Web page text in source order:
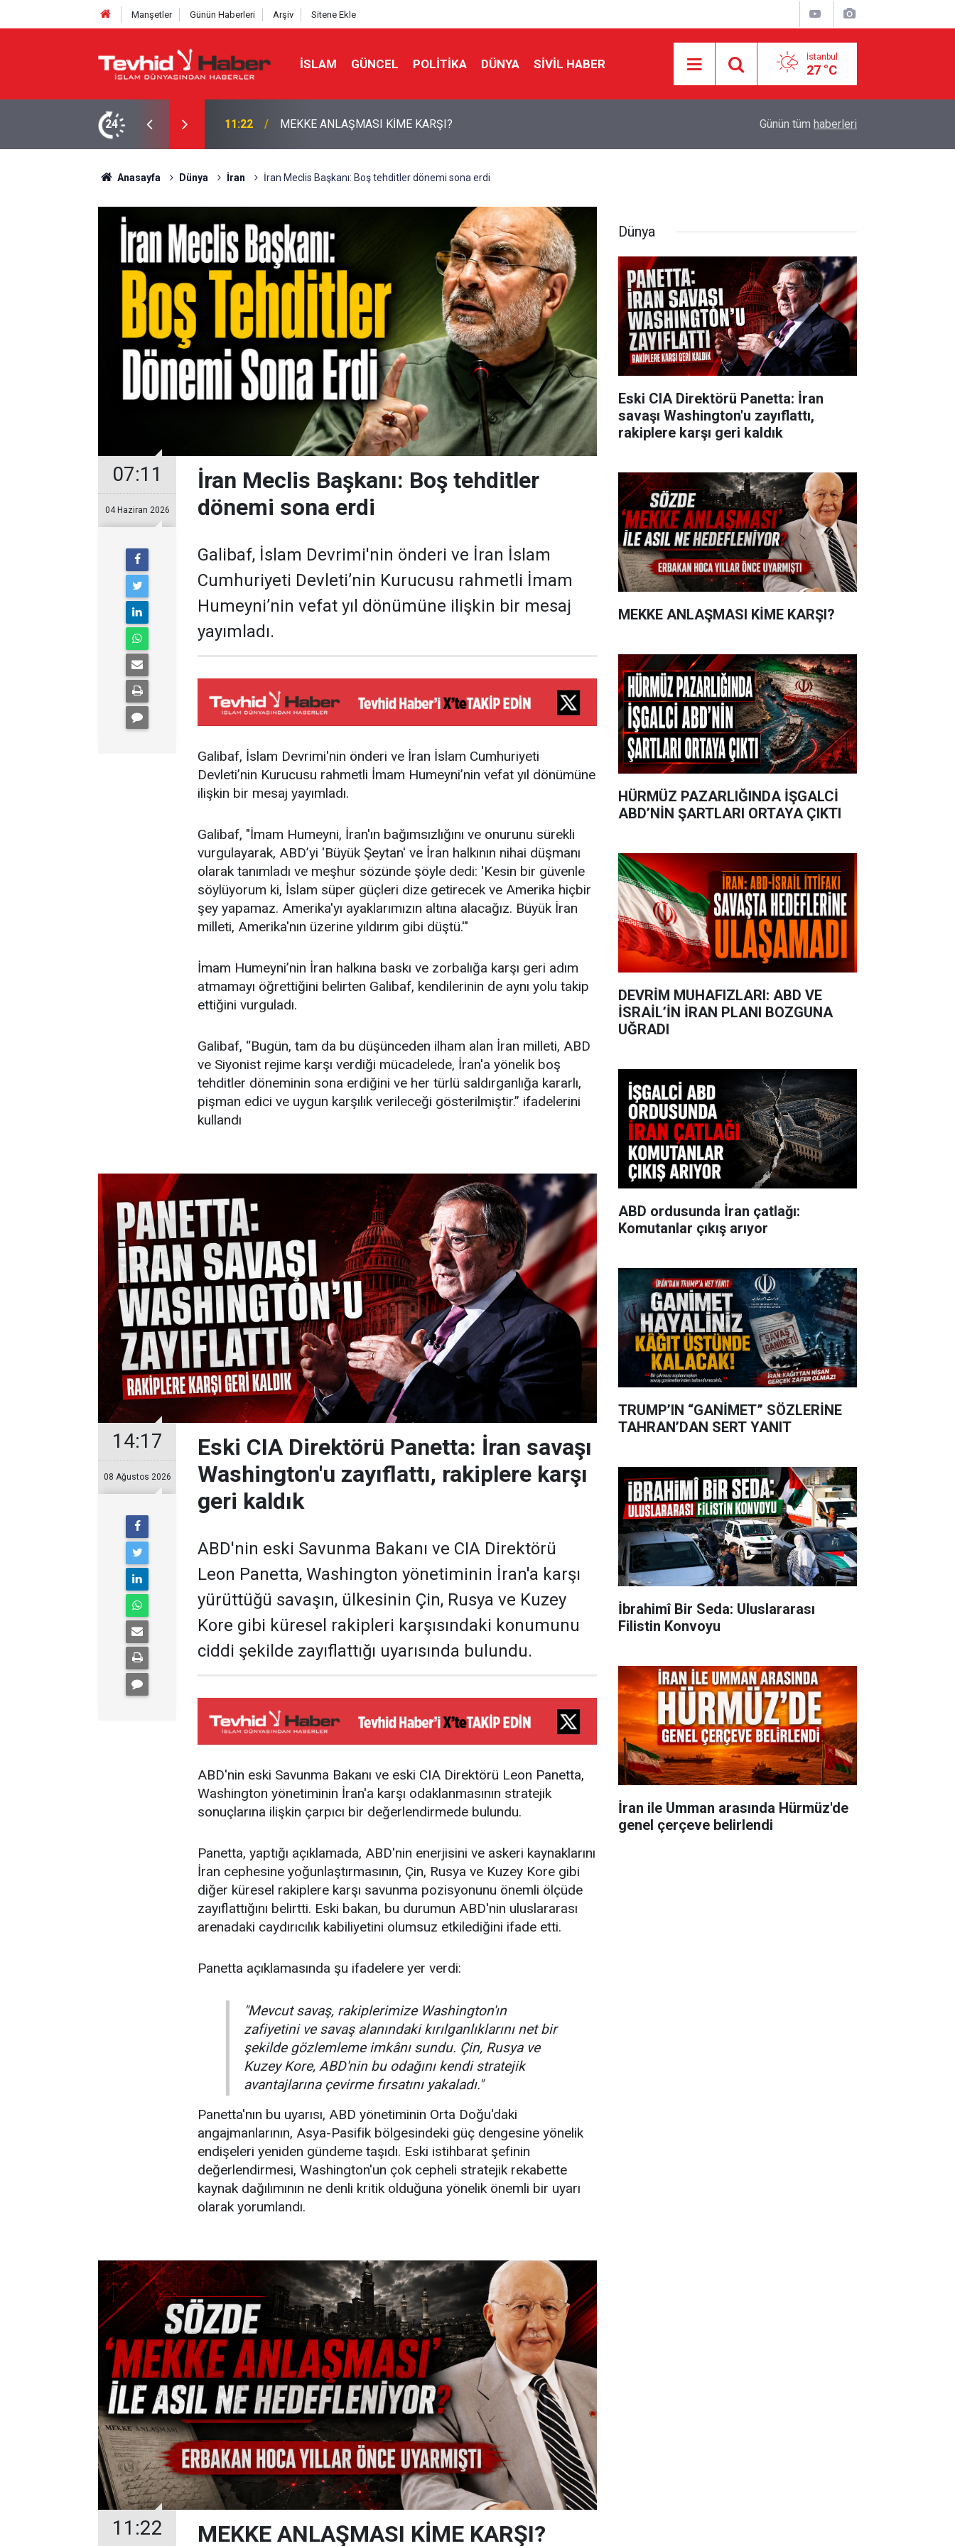
Manşetler Günün Haberleri Arşiv Sitene Ekle
İSLAM GÜNCEL POLITIKA DÜNYA SIVIL HABER İstanbul
27 °C
24
Washington'u zayıflattı, rakiplere karşı
11:22 MEKKE ANLAŞMASI KİME KARŞI? HÜRMÜZ PAZARLIĞINDA İŞGALCİ ABD’NİN
Günün tüm haberleri
Anasayfa Dünya İran İran Meclis Başkanı: Boş tehditler dönemi sona erdi
07:11
04 Haziran 2026
İran Meclis Başkanı: Boş tehditler
dönemi sona erdi
Galibaf, İslam Devrimi'nin önderi ve İran İslam
Cumhuriyeti Devleti’nin Kurucusu rahmetli İmam
Humeyni’nin vefat yıl dönümüne ilişkin bir mesaj
yayımladı.
Galibaf, İslam Devrimi'nin önderi ve İran İslam Cumhuriyeti
Devleti’nin Kurucusu rahmetli İmam Humeyni’nin vefat yıl dönümüne
ilişkin bir mesaj yayımladı.
Galibaf, "İmam Humeyni, İran'ın bağımsızlığını ve onurunu sürekli
vurgulayarak, ABD’yi 'Büyük Şeytan' ve İran halkının nihai düşmanı
olarak tanımladı ve meşhur sözünde şöyle dedi: 'Kesin bir güvenle
söylüyorum ki, İslam süper güçleri dize getirecek ve Amerika hiçbir
şey yapamaz. Amerika'yı ayaklarımızın altına alacağız. Büyük İran
milleti, Amerika'nın üzerine yıldırım gibi düştü.'"
İmam Humeyni’nin İran halkına baskı ve zorbalığa karşı geri adım
atmamayı öğrettiğini belirten Galibaf, kendilerinin de aynı yolu takip
ettiğini vurguladı.
Galibaf, “Bugün, tam da bu düşünceden ilham alan İran milleti, ABD
ve Siyonist rejime karşı verdiği mücadelede, İran'a yönelik boş
tehditler döneminin sona erdiğini ve her türlü saldırganlığa kararlı,
pişman edici ve uygun karşılık verileceği gösterilmiştir.” ifadelerini
kullandı
14:17
08 Ağustos 2026
Eski CIA Direktörü Panetta: İran savaşı
Washington'u zayıflattı, rakiplere karşı
geri kaldık
ABD'nin eski Savunma Bakanı ve CIA Direktörü
Leon Panetta, Washington yönetiminin İran'a karşı
yürüttüğü savaşın, ülkesinin Çin, Rusya ve Kuzey
Kore gibi küresel rakipleri karşısındaki konumunu
ciddi şekilde zayıflattığı uyarısında bulundu.
ABD'nin eski Savunma Bakanı ve eski CIA Direktörü Leon Panetta,
Washington yönetiminin İran'a karşı odaklanmasının stratejik
sonuçlarına ilişkin çarpıcı bir değerlendirmede bulundu.
Panetta, yaptığı açıklamada, ABD'nin enerjisini ve askeri kaynaklarını
İran cephesine yoğunlaştırmasının, Çin, Rusya ve Kuzey Kore gibi
diğer küresel rakiplere karşı savunma pozisyonunu önemli ölçüde
zayıflattığını belirtti. Eski bakan, bu durumun ABD'nin uluslararası
arenadaki caydırıcılık kabiliyetini olumsuz etkilediğini ifade etti.
Panetta açıklamasında şu ifadelere yer verdi:
"Mevcut savaş, rakiplerimize Washington'ın
zafiyetini ve savaş alanındaki kırılganlıklarını net bir
şekilde gözlemleme imkânı sundu. Çin, Rusya ve
Kuzey Kore, ABD'nin bu odağını kendi stratejik
avantajlarına çevirme fırsatını yakaladı."
Panetta'nın bu uyarısı, ABD yönetiminin Orta Doğu'daki
angajmanlarının, Asya-Pasifik bölgesindeki güç dengesine yönelik
endişeleri yeniden gündeme taşıdı. Eski istihbarat şefinin
değerlendirmesi, Washington'un çok cepheli stratejik rekabette
kaynak dağılımının ne denli kritik olduğuna yönelik önemli bir uyarı
olarak yorumlandı.
11:22 MEKKE ANLAŞMASI KİME KARŞI?
Dünya
Eski CIA Direktörü Panetta: İran
savaşı Washington'u zayıflattı,
rakiplere karşı geri kaldık
MEKKE ANLAŞMASI KİME KARŞI?
HÜRMÜZ PAZARLIĞINDA İŞGALCİ
ABD’NİN ŞARTLARI ORTAYA ÇIKTI
DEVRİM MUHAFIZLARI: ABD VE
İSRAİL’İN İRAN PLANI BOZGUNA
UĞRADI
ABD ordusunda İran çatlağı:
Komutanlar çıkış arıyor
TRUMP’IN “GANİMET” SÖZLERİNE
TAHRAN’DAN SERT YANIT
İbrahimî Bir Seda: Uluslararası
Filistin Konvoyu
İran ile Umman arasında Hürmüz'de
genel çerçeve belirlendi